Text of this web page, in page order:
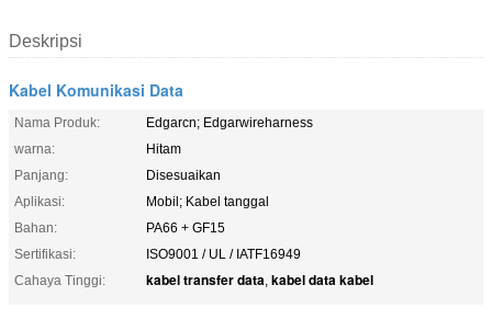
Deskripsi
Kabel Komunikasi Data
Nama Produk:
Edgarcn; Edgarwireharness
warna:
Hitam
Panjang:
Disesuaikan
Aplikasi:
Mobil; Kabel tanggal
Bahan:
PA66 + GF15
Sertifikasi:
ISO9001 / UL / IATF16949
Cahaya Tinggi:
kabel transfer data, kabel data kabel